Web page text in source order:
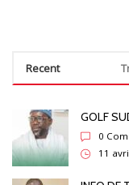
Recent
GOLF
0
11